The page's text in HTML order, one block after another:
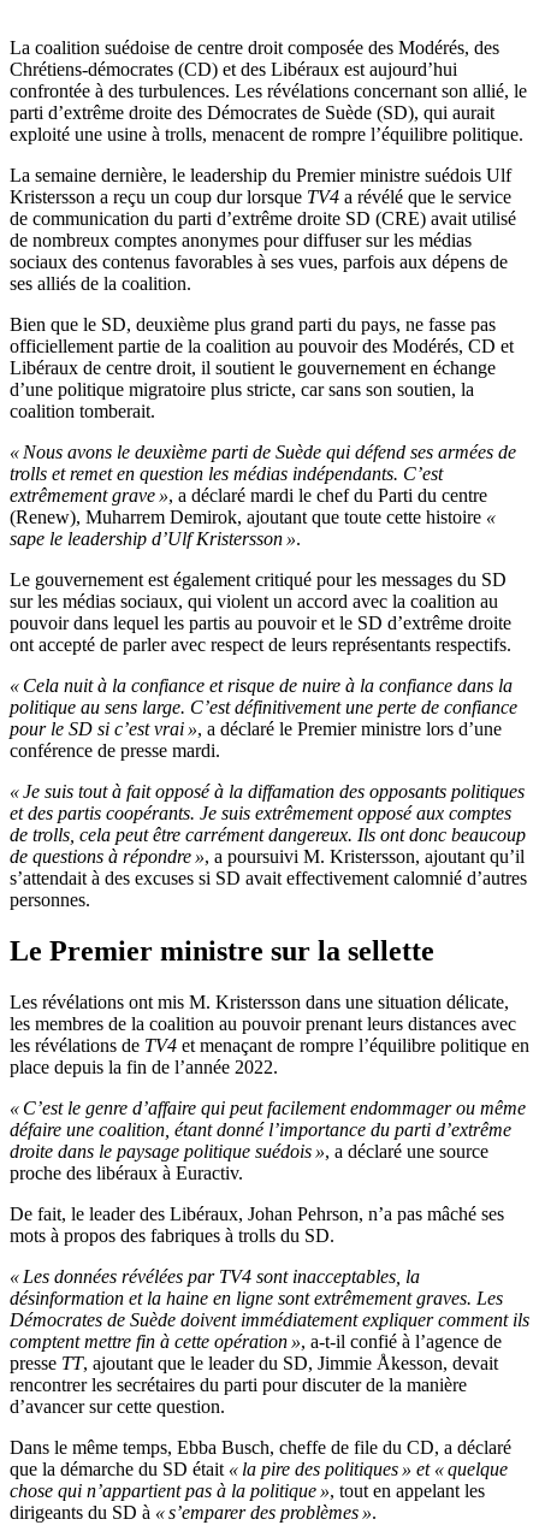
La coalition suédoise de centre droit composée des Modérés, des
Chrétiens-démocrates (CD) et des Libéraux est aujourd’hui
confrontée à des turbulences. Les révélations concernant son allié, le
parti d’extrême droite des Démocrates de Suède (SD), qui aurait
exploité une usine à trolls, menacent de rompre l’équilibre politique.
La semaine dernière, le leadership du Premier ministre suédois Ulf
Kristersson a reçu un coup dur lorsque TV4 a révélé que le service
de communication du parti d’extrême droite SD (CRE) avait utilisé
de nombreux comptes anonymes pour diffuser sur les médias
sociaux des contenus favorables à ses vues, parfois aux dépens de
ses alliés de la coalition.
Bien que le SD, deuxième plus grand parti du pays, ne fasse pas
officiellement partie de la coalition au pouvoir des Modérés, CD et
Libéraux de centre droit, il soutient le gouvernement en échange
d’une politique migratoire plus stricte, car sans son soutien, la
coalition tomberait.
« Nous avons le deuxième parti de Suède qui défend ses armées de
trolls et remet en question les médias indépendants. C’est
extrêmement grave », a déclaré mardi le chef du Parti du centre
(Renew), Muharrem Demirok, ajoutant que toute cette histoire «
sape le leadership d’Ulf Kristersson ».
Le gouvernement est également critiqué pour les messages du SD
sur les médias sociaux, qui violent un accord avec la coalition au
pouvoir dans lequel les partis au pouvoir et le SD d’extrême droite
ont accepté de parler avec respect de leurs représentants respectifs.
« Cela nuit à la confiance et risque de nuire à la confiance dans la
politique au sens large. C’est définitivement une perte de confiance
pour le SD si c’est vrai », a déclaré le Premier ministre lors d’une
conférence de presse mardi.
« Je suis tout à fait opposé à la diffamation des opposants politiques
et des partis coopérants. Je suis extrêmement opposé aux comptes
de trolls, cela peut être carrément dangereux. Ils ont donc beaucoup
de questions à répondre », a poursuivi M. Kristersson, ajoutant qu’il
s’attendait à des excuses si SD avait effectivement calomnié d’autres
personnes.
Le Premier ministre sur la sellette
Les révélations ont mis M. Kristersson dans une situation délicate,
les membres de la coalition au pouvoir prenant leurs distances avec
les révélations de TV4 et menaçant de rompre l’équilibre politique en
place depuis la fin de l’année 2022.
« C’est le genre d’affaire qui peut facilement endommager ou même
défaire une coalition, étant donné l’importance du parti d’extrême
droite dans le paysage politique suédois », a déclaré une source
proche des libéraux à Euractiv.
De fait, le leader des Libéraux, Johan Pehrson, n’a pas mâché ses
mots à propos des fabriques à trolls du SD.
« Les données révélées par TV4 sont inacceptables, la
désinformation et la haine en ligne sont extrêmement graves. Les
Démocrates de Suède doivent immédiatement expliquer comment ils
comptent mettre fin à cette opération », a-t-il confié à l’agence de
presse TT, ajoutant que le leader du SD, Jimmie Åkesson, devait
rencontrer les secrétaires du parti pour discuter de la manière
d’avancer sur cette question.
Dans le même temps, Ebba Busch, cheffe de file du CD, a déclaré
que la démarche du SD était « la pire des politiques » et « quelque
chose qui n’appartient pas à la politique », tout en appelant les
dirigeants du SD à « s’emparer des problèmes ».